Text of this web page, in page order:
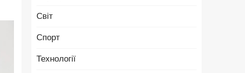
Світ
Спорт
Технології